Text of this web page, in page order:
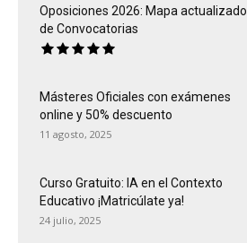
Oposiciones 2026: Mapa actualizado
de Convocatorias
Másteres Oficiales con exámenes
online y 50% descuento
11 agosto, 2025
Curso Gratuito: IA en el Contexto
Educativo ¡Matricúlate ya!
24 julio, 2025